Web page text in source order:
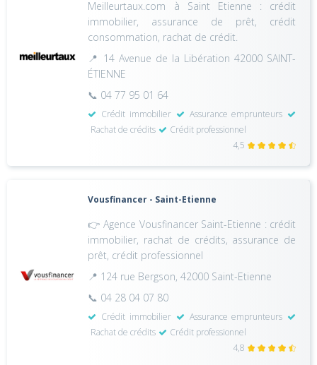
Meilleurtaux.com à Saint Etienne : crédit
immobilier, assurance de prêt, crédit
consommation, rachat de crédit.
📍 14 Avenue de la Libération 42000 SAINT-
ÉTIENNE
📞 04 77 95 01 64
Crédit immobilier
Assurance emprunteurs
Rachat de crédits
Crédit professionnel
4,5
Vousfinancer - Saint-Etienne
👉 Agence Vousfinancer Saint-Etienne : crédit
immobilier, rachat de crédits, assurance de
prêt, crédit professionnel
📍 124 rue Bergson, 42000 Saint-Etienne
📞 04 28 04 07 80
Crédit immobilier
Assurance emprunteurs
Rachat de crédits
Crédit professionnel
4,8